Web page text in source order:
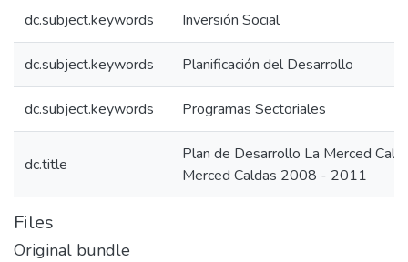
dc.subject.keywords Inversión Social
dc.subject.keywords Planificación del Desarrollo
dc.subject.keywords Programas Sectoriales
dc.title
Plan de Desarrollo La Merced
Merced Caldas 2008 - 2011
Files
Original bundle